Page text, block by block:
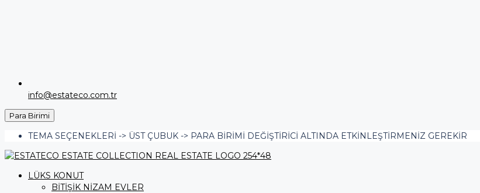
info@estateco.com.tr
Para Birimi
TEMA SEÇENEKLERI -> ÜST ÇUBUK -> PARA BIRIMI DEĞIŞTIRICI ALTINDA ETKINLEŞTIRMENIZ GEREKIR
LÜKS KONUT
BİTİŞİK NİZAM EVLER